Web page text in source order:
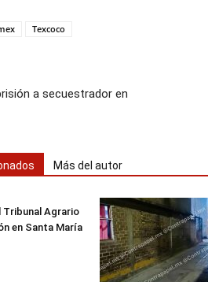
Texcoco
a secuestrador en
Más del autor
Tribunal Agrario
en Santa María